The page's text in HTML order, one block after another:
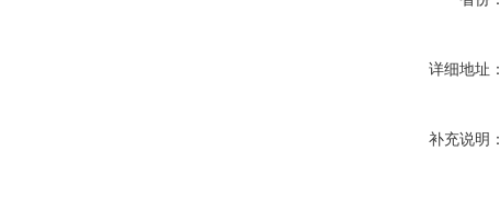
详细地址：
补充说明：